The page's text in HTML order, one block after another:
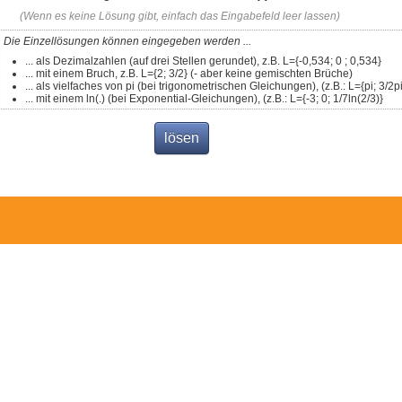
(Wenn es keine Lösung gibt, einfach das Eingabefeld leer lassen)
Die Einzellösungen können eingegeben werden ...
... als Dezimalzahlen (auf drei Stellen gerundet), z.B. L={-0,534; 0 ; 0,534}
... mit einem Bruch, z.B. L={2; 3/2} (- aber keine gemischten Brüche)
... als vielfaches von pi (bei trigonometrischen Gleichungen), (z.B.: L={pi; 3/
... mit einem ln(.) (bei Exponential-Gleichungen), (z.B.: L={-3; 0; 1/7ln(2/3)}